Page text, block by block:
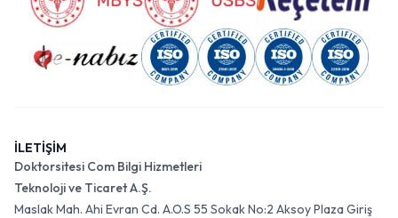
İLETİŞİM
Doktorsitesi Com Bilgi Hizmetleri
Teknoloji ve Ticaret A.Ş.
Maslak Mah. Ahi Evran Cd. A.O.S 55 Sokak No:2 Aksoy Plaza Giriş